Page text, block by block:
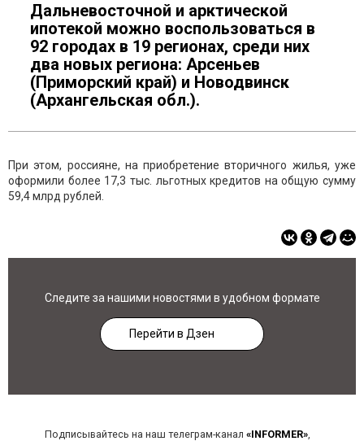
Дальневосточной и арктической
ипотекой можно воспользоваться в
92 городах в 19 регионах, среди них
два новых региона: Арсеньев
(Приморский край) и Новодвинск
(Архангельская обл.).
При этом, россияне, на приобретение вторичного жилья, уже
оформили более 17,3 тыс. льготных кредитов на общую сумму
59,4 млрд рублей.
Следите за нашими новостями в удобном формате
Перейти в Дзен
Подписывайтесь на наш телеграм-канал «INFORMER»,